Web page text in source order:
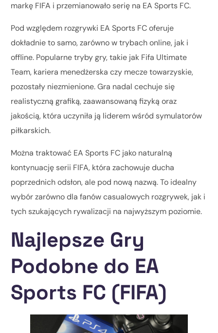
markę FIFA i przemianowało serię na EA Sports FC.
Pod względem rozgrywki EA Sports FC oferuje
dokładnie to samo, zarówno w trybach online, jak i
offline. Popularne tryby gry, takie jak Fifa Ultimate
Team, kariera menedżerska czy mecze towarzyskie,
pozostały niezmienione. Gra nadal cechuje się
realistyczną grafiką, zaawansowaną fizyką oraz
jakością, która uczyniła ją liderem wśród symulatorów
piłkarskich.
Można traktować EA Sports FC jako naturalną
kontynuację serii FIFA, która zachowuje ducha
poprzednich odsłon, ale pod nową nazwą. To idealny
wybór zarówno dla fanów casualowych rozgrywek, jak i
tych szukających rywalizacji na najwyższym poziomie.
Najlepsze Gry
Podobne do EA
Sports FC (FIFA)